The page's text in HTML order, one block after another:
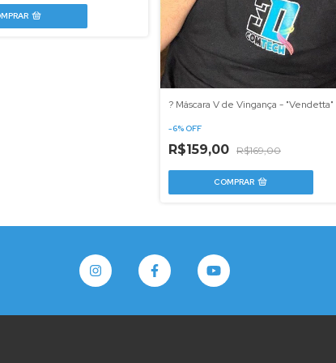
? Máscara V de Vingança - "Vendetta"
-6%OFF
R$159,00 R$169,00